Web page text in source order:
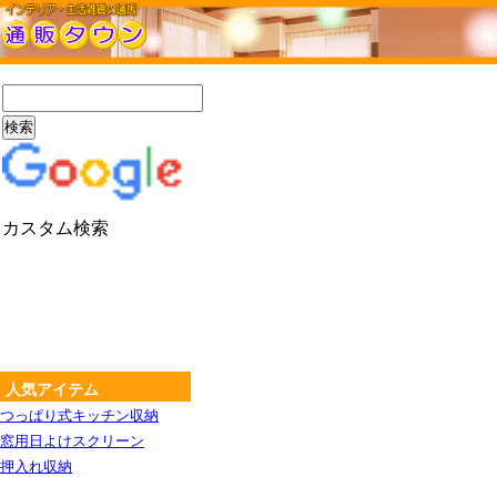
カスタム検索
人気アイテム
つっぱり式キッチン収納
窓用日よけスクリーン
押入れ収納